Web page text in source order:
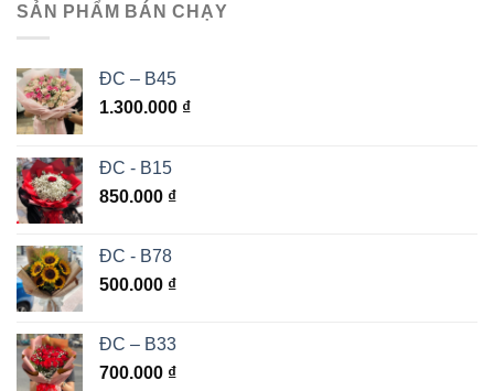
SẢN PHẨM BÁN CHẠY
ĐC – B45
1.300.000 ₫
ĐC - B15
850.000 ₫
ĐC - B78
500.000 ₫
ĐC – B33
700.000 ₫